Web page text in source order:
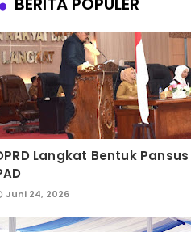
Langkat Bentuk
Juni 24, 2026